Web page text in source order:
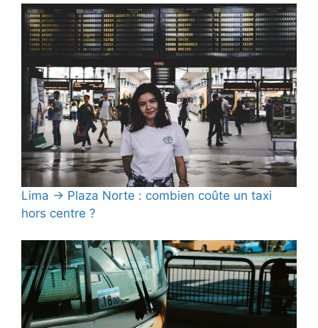
Lima → Plaza Norte : combien coûte un taxi
hors centre ?